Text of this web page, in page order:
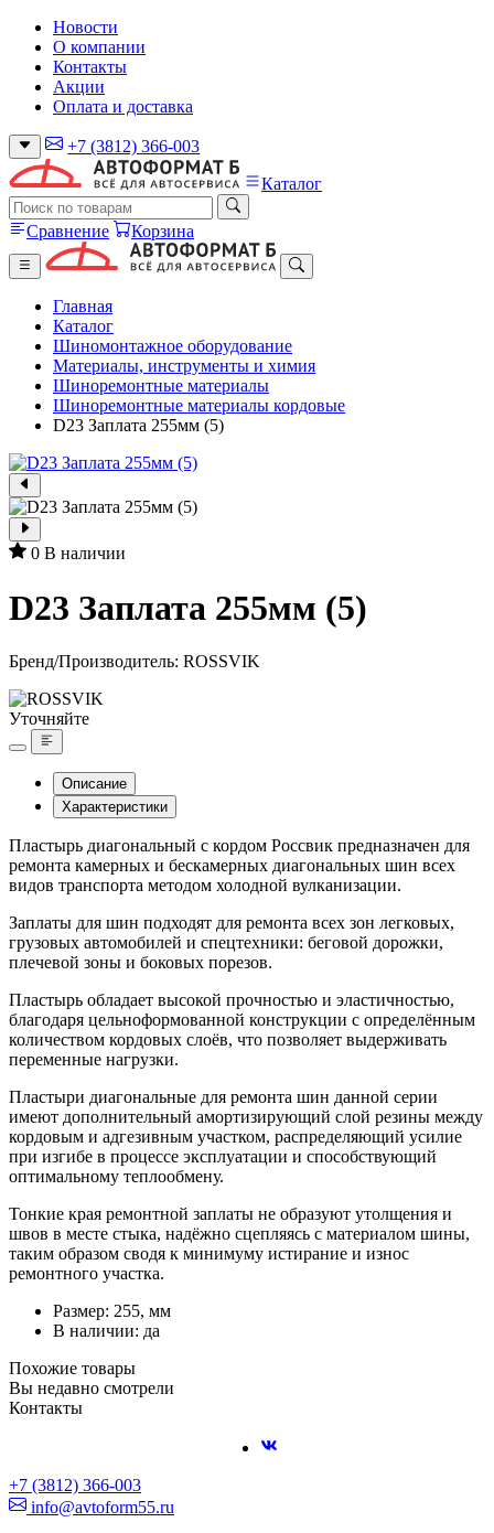
Новости
О компании
Контакты
Акции
Оплата и доставка
+7 (3812) 366-003
Каталог
Сравнение Корзина
Главная
Каталог
Шиномонтажное оборудование
Материалы, инструменты и химия
Шиноремонтные материалы
Шиноремонтные материалы кордовые
D23 Заплата 255мм (5)
0 В наличии
D23 Заплата 255мм (5)
Бренд/Производитель: ROSSVIK
Уточняйте
Описание
Характеристики
Пластырь диагональный с кордом Россвик предназначен для
ремонта камерных и бескамерных диагональных шин всех
видов транспорта методом холодной вулканизации.
Заплаты для шин подходят для ремонта всех зон легковых,
грузовых автомобилей и спецтехники: беговой дорожки,
плечевой зоны и боковых порезов.
Пластырь обладает высокой прочностью и эластичностью,
благодаря цельноформованной конструкции с определённым
количеством кордовых слоёв, что позволяет выдерживать
переменные нагрузки.
Пластыри диагональные для ремонта шин данной серии
имеют дополнительный амортизирующий слой резины между
кордовым и адгезивным участком, распределяющий усилие
при изгибе в процессе эксплуатации и способствующий
оптимальному теплообмену.
Тонкие края ремонтной заплаты не образуют утолщения и
швов в месте стыка, надёжно сцепляясь с материалом шины,
таким образом сводя к минимуму истирание и износ
ремонтного участка.
Размер: 255, мм
В наличии: да
Похожие товары
Вы недавно смотрели
Контакты
+7 (3812) 366-003
info@avtoform55.ru